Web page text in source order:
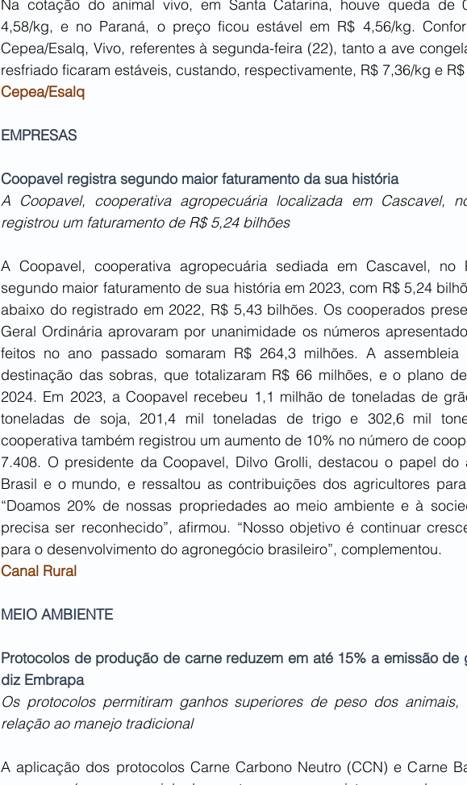
Na cotação do animal vivo, em Santa Catarina, houve queda de
4,58/kg, e no Paraná, o preço ficou estável em R$ 4,56/kg.
Cepea/Esalq, Vivo, referentes à segunda-feira (22), tanto a ave
resfriado ficaram estáveis, custando, respectivamente, R$ 7,36/kg e
Cepea/Esalq
EMPRESAS
Coopavel registra segundo maior faturamento da sua história
A Coopavel, cooperativa agropecuária localizada em Cascavel,
registrou um faturamento de R$ 5,24 bilhões
A Coopavel, cooperativa agropecuária sediada em Cascavel, no
segundo maior faturamento de sua história em 2023, com R$ 5,24
abaixo do registrado em 2022, R$ 5,43 bilhões. Os cooperados
Geral Ordinária aprovaram por unanimidade os números
feitos no ano passado somaram R$ 264,3 milhões. A assembleia
destinação das sobras, que totalizaram R$ 66 milhões, e o plano
2024. Em 2023, a Coopavel recebeu 1,1 milhão de toneladas de
toneladas de soja, 201,4 mil toneladas de trigo e 302,6 mil
cooperativa também registrou um aumento de 10% no número de
7.408. O presidente da Coopavel, Dilvo Grolli, destacou o papel do
Brasil e o mundo, e ressaltou as contribuições dos agricultores
“Doamos 20% de nossas propriedades ao meio ambiente e à
precisa ser reconhecido”, afirmou. “Nosso objetivo é continuar
para o desenvolvimento do agronegócio brasileiro”, complementou.
Canal Rural
MEIO AMBIENTE
Protocolos de produção de carne reduzem em até 15% a emissão de
diz Embrapa
Os protocolos permitiram ganhos superiores de peso dos
relação ao manejo tradicional
A aplicação dos protocolos Carne Carbono Neutro (CCN) e Carne